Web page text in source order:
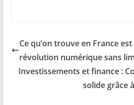
Ce qu’on trouve en France
révolution numérique sans
Investissements et finance :
solide grâce